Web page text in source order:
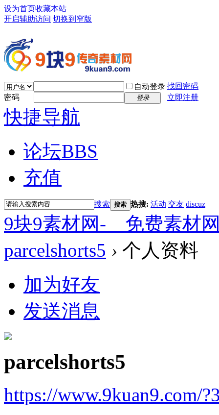
设为首页收藏本站
开启辅助访问 切换到窄版
自动登录 找回密码
密码
登录 立即注册
快捷导航
论坛BBS
充值
搜索 搜索 热搜: 活动 交友 discuz
9块9素材网-＿免费素材
parcelshorts5 › 个人资料
加为好友
发送消息
parcelshorts5
https://www.9kuan9.com/